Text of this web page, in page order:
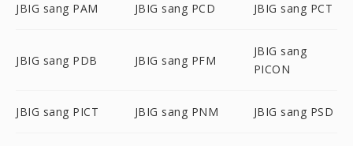
JBIG sang PAM JBIG sang PCD JBIG sang PCT
JBIG sang PDB JBIG sang PFM
JBIG sang
PICON
JBIG sang PICT JBIG sang PNM JBIG sang PSD